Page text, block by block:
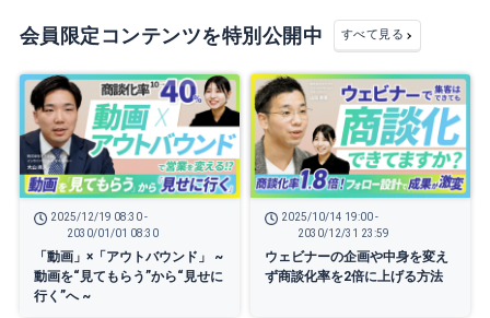
会員限定コンテンツを特別公開中 すべて見る
2025/12/19 08:30 -
2030/01/01 08:30
「動画」×「アウトバウンド」 ~
動画を“見てもらう”から“見せに
行く”へ ~
2025/10/14 19:00 -
2030/12/31 23:59
ウェビナーの企画や中身を変え
ず商談化率を2倍に上げる方法